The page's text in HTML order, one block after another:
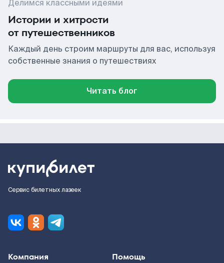
Делимся классными идеями
Истории и хитрости
от путешественников
Каждый день строим маршруты для вас, используя
собственные знания о путешествиях
Читать блог
Сервис билетных лазеек
Компания Помощь